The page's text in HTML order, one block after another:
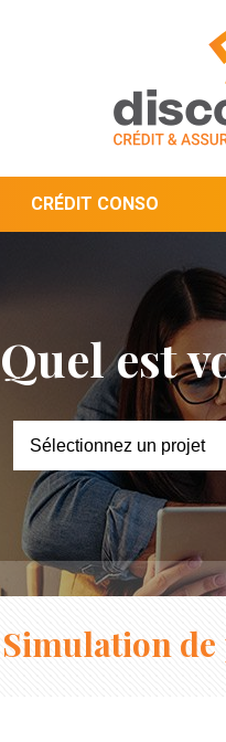
CRÉDIT CONSO
Quel est
Simulation